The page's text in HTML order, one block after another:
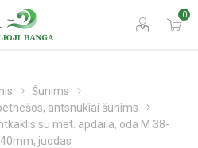
0
Šunims
antsnukiai šunims
su met. apdaila, oda M 38-
juodas